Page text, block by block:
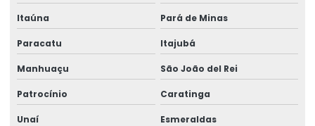
Itaúna Pará de Minas
Paracatu Itajubá
Manhuaçu São João del Rei
Patrocínio Caratinga
Unaí Esmeraldas